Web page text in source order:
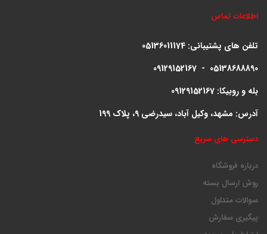
اطلاعات تماس
تلفن های پشتیبانی: 05136011174
09129152167 - 05138688890
بله و روبیکا: 09129152167
آدرس: مشهد، وکیل آباد، سیدرضی 9، پلاک 199
دسترسی های سریع
درباره فروشگاه
روش ارسال بسته
سوالات متداول
پیگیری سفارش